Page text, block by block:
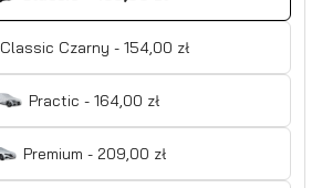
Classic Czarny - 154,00 zł
Practic - 164,00 zł
Premium - 209,00 zł